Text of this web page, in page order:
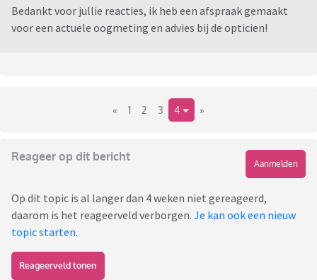
Bedankt voor jullie reacties, ik heb een afspraak gemaakt
voor een actuele oogmeting en advies bij de opticien!
« 1 2 3 4 »
Reageer op dit bericht
Aanmelden
Op dit topic is al langer dan 4 weken niet gereageerd,
daarom is het reageerveld verborgen. Je kan ook een nieuw
topic starten.
Reageerveld tonen